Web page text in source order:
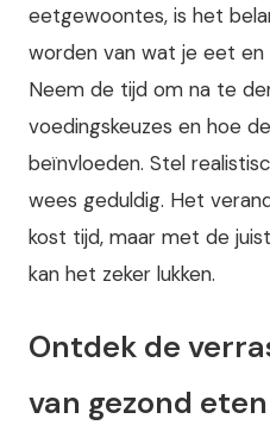
eetgewoontes, is het
worden van wat je eet
Neem de tijd om na te
voedingskeuzes en hoe
beïnvloeden. Stel
wees geduldig. Het
kost tijd, maar met de
kan het zeker lukken.
Ontdek de
van gezond eten